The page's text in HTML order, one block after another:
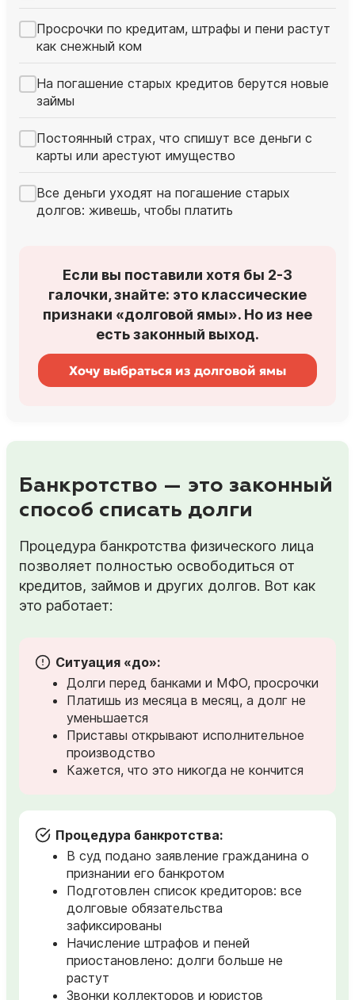
Просрочки по кредитам, штрафы и пени растут
как снежный ком
На погашение старых кредитов берутся новые
займы
Постоянный страх, что спишут все деньги с
карты или арестуют имущество
Все деньги уходят на погашение старых
долгов: живешь, чтобы платить
Если вы поставили хотя бы 2-3
галочки, знайте: это классические
признаки «долговой ямы». Но из нее
есть законный выход.
Хочу выбраться из долговой ямы
Банкротство — это законный
способ списать долги
Процедура банкротства физического лица
позволяет полностью освободиться от
кредитов, займов и других долгов. Вот как
это работает:
Ситуация «до»:
Долги перед банками и МФО, просрочки
Платишь из месяца в месяц, а долг не
уменьшается
Приставы открывают исполнительное
производство
Кажется, что это никогда не кончится
Процедура банкротства:
В суд подано заявление гражданина о
признании его банкротом
Подготовлен список кредиторов: все
долговые обязательства
зафиксированы
Начисление штрафов и пеней
приостановлено: долги больше не
растут
Звонки коллекторов и юристов